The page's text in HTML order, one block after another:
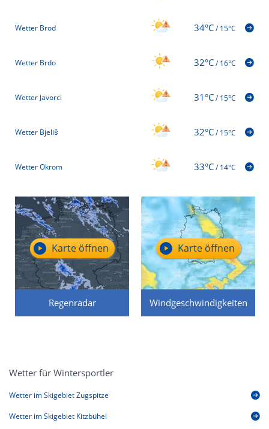
Wetter Brod 34°C/15°C
Wetter Brdo 32°C/16°C
Wetter Javorci 31°C/15°C
Wetter Bjeliš 32°C/15°C
Wetter Okrom 33°C/14°C
Regenradar
Karte öffnen
Windgeschwindigkeiten
Karte öffnen
Wetter für Wintersportler
Wetter im Skigebiet Zugspitze
Wetter im Skigebiet Kitzbühel